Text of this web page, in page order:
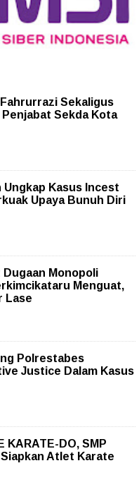
Sekaligus
Sekda Kota
Ungkap Kasus Incest
Upaya Bunuh Diri
Dugaan Monopoli
Menguat,
Lase
Polrestabes
Justice Dalam Kasus
KARATE-DO, SMP
Atlet Karate